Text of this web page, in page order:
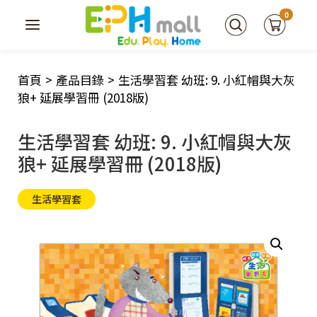
0
首頁 > 產品目錄 > 生活學習套 幼班: 9. 小紅帽與大灰
狼+ 延展學習冊 (2018版)
生活學習套 幼班: 9. 小紅帽與大灰
狼+ 延展學習冊 (2018版)
生活學習套